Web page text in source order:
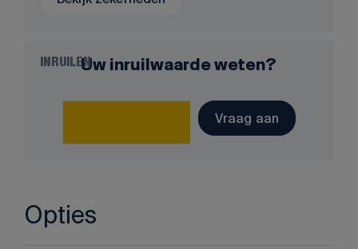
INRUILENUw inruilwaarde weten?
Vraag aan
Opties